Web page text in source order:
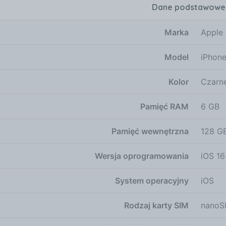
każdej godziny użytkowania, co jest szczególnie
poszukujących nie tylko wydajności, ale i
twarzy zamiast skanera linii papilarnych, co
codziennego życia. Łączność W dobie cyfrowej
z płatności zbliżeniowych za pomocą Apple
na elastyczne zarządzanie planami taryfowymi. Pamięć
działanie wielu aplikacji jednocześnie. Należy jednak
oferuje nowoczesne rozwiązania. Posiada złącze USB-
wadą, a raczej trendem w branży, który przyczynia się do
Dane podstawowe
Marka Apple
Model
Kolor
Pamięć RAM 6 GB
Pamięć wewnętrzna 128
Wersja oprogramowania iOS 16
System operacyjny iOS
Rodzaj karty SIM